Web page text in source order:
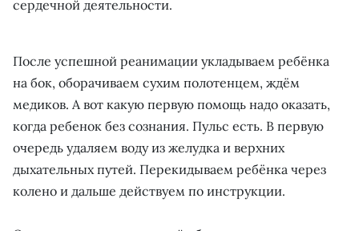
сердечной деятельности.
После успешной реанимации укладываем ребёнка
на бок, оборачиваем сухим полотенцем, ждём
медиков. А вот какую первую помощь надо оказать,
когда ребенок без сознания. Пульс есть. В первую
очередь удаляем воду из желудка и верхних
дыхательных путей. Перекидываем ребёнка через
колено и дальше действуем по инструкции.